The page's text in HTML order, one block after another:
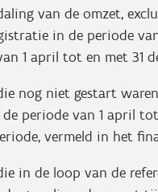
van de omzet,
in de periode
1 april tot en met 31
nog niet gestart
periode van 1 april
vermeld in het
in de loop van de